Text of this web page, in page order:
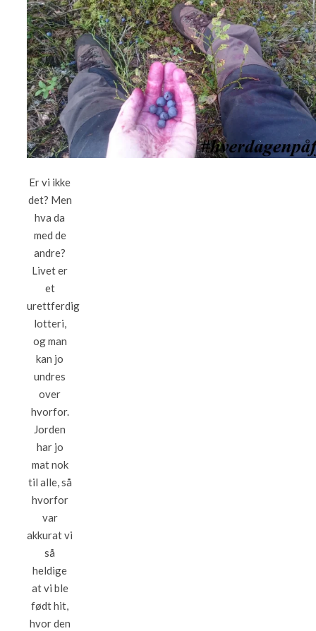
Er vi ikke
det? Men
hva da
med de
andre?
Livet er
et
urettferdig
lotteri,
og man
kan jo
undres
over
hvorfor.
Jorden
har jo
mat nok
til alle, så
hvorfor
var
akkurat vi
så
heldige
at vi ble
født hit,
hvor den